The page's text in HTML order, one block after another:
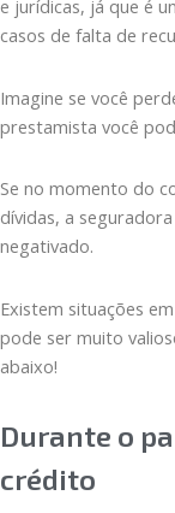
e jurídicas, já que é
casos de falta de
Imagine se você
prestamista você
Se no momento do
dívidas, a
negativado.
Existem situações
pode ser muito
abaixo!
Durante o
crédito